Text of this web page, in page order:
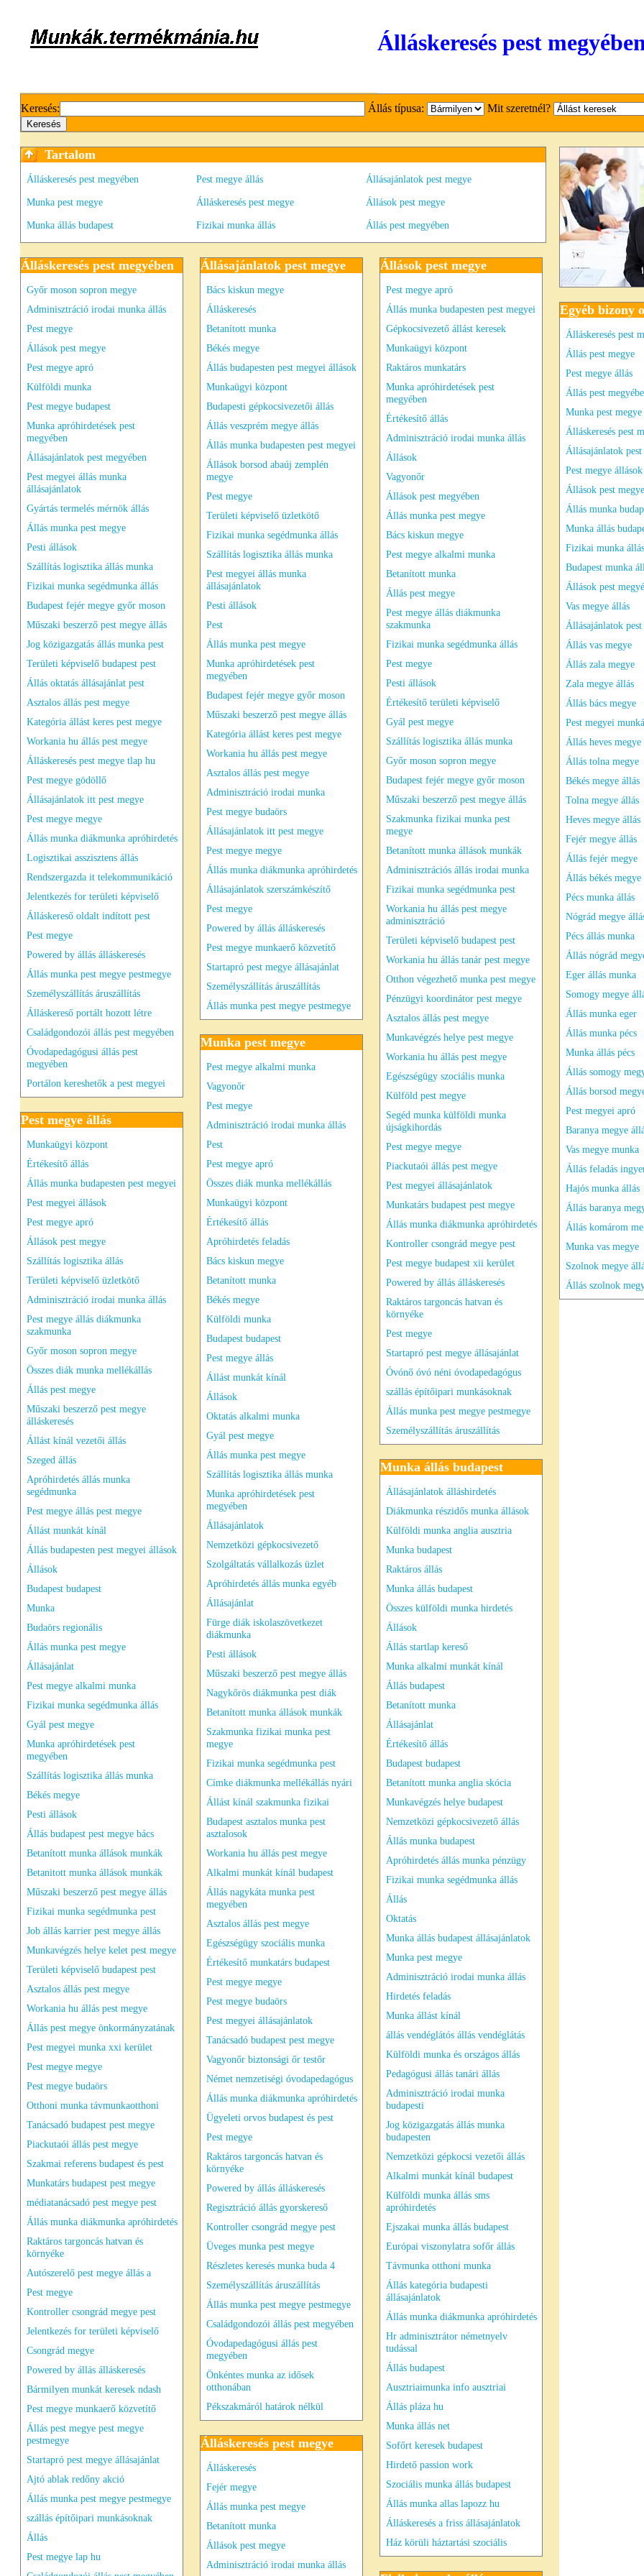
Álláskeresés pest
Keresés: Állás típusa: Mit szeretnél?
Tartalom
Álláskeresés pest megyében Pest megye állás
Állásajánlatok pest megye
Munka pest megye
Álláskeresés pest megye
Állások pest megye
Munka állás budapest
Fizikai munka állás Állás pest megyében
Álláskeresés pest megyében
Győr moson sopron megye
Adminisztráció irodai munka állás
Pest megye
Állások pest megye
Pest megye apró
Külföldi munka
Pest megye budapest
Munka apróhirdetések pest
megyében
Állásajánlatok pest megyében
Pest megyei állás munka
állásajánlatok
Gyártás termelés mérnök állás
Állás munka pest megye
Pesti állások
Szállítás logisztika állás munka
Fizikai munka segédmunka állás
Budapest fejér megye győr moson
Műszaki beszerző pest megye állás
Jog közigazgatás állás munka pest
Területi képviselő budapest pest
Állás oktatás állásajánlat pest
Asztalos állás pest megye
Kategória állást keres pest megye
Workania hu állás pest megye
Álláskeresés pest megye tlap hu
Pest megye gödöllő
Állásajánlatok itt pest megye
Pest megye megye
Állás munka diákmunka apróhirdetés
Logisztikai asszisztens állás
Rendszergazda it telekommunikáció
Jelentkezés for területi képviselő
Álláskereső oldalt indított pest
Pest megye
Powered by állás álláskeresés
Állás munka pest megye pestmegye
Személyszállítás áruszállítás
Álláskereső portált hozott létre
Családgondozói állás pest megyében
Óvodapedagógusi állás pest
megyében
Portálon kereshetők a pest megyei
Pest megye állás
Munkaügyi központ
Értékesítő állás
Állás munka budapesten pest megyei
Pest megyei állások
Pest megye apró
Állások pest megye
Szállítás logisztika állás
Területi képviselő üzletkötő
Adminisztráció irodai munka állás
Pest megye állás diákmunka
szakmunka
Győr moson sopron megye
Összes diák munka mellékállás
Állás pest megye
Műszaki beszerző pest megye
álláskeresés
Állást kínál vezetői állás
Szeged állás
Apróhirdetés állás munka
segédmunka
Pest megye állás pest megye
Állást munkát kínál
Állás budapesten pest megyei állások
Állások
Budapest budapest
Munka
Budaörs regionális
Állás munka pest megye
Állásajánlat
Pest megye alkalmi munka
Fizikai munka segédmunka állás
Gyál pest megye
Munka apróhirdetések pest
megyében
Szállítás logisztika állás munka
Békés megye
Pesti állások
Állás budapest pest megye bács
Betanított munka állások munkák
Betanitott munka állások munkák
Műszaki beszerző pest megye állás
Fizikai munka segédmunka pest
Job állás karrier pest megye állás
Munkavégzés helye kelet pest megye
Területi képviselő budapest pest
Asztalos állás pest megye
Workania hu állás pest megye
Állás pest megye önkormányzatának
Pest megyei munka xxi kerület
Pest megye megye
Pest megye budaörs
Otthoni munka távmunkaotthoni
Tanácsadó budapest pest megye
Piackutaói állás pest megye
Szakmai referens budapest és pest
Munkatárs budapest pest megye
médiatanácsadó pest megye pest
Állás munka diákmunka apróhirdetés
Raktáros targoncás hatvan és
környéke
Autószerelő pest megye állás a
Pest megye
Kontroller csongrád megye pest
Jelentkezés for területi képviselő
Csongrád megye
Powered by állás álláskeresés
Bármilyen munkát keresek ndash
Pest megye munkaerő közvetítő
Állás pest megye pest megye
pestmegye
Startapró pest megye állásajánlat
Ajtó ablak redőny akció
Állás munka pest megye pestmegye
szállás építőipari munkásoknak
Állás
Pest megye lap hu
Állásajánlatok pest megye
Bács kiskun megye
Álláskeresés
Betanított munka
Békés megye
Állás budapesten pest megyei állások
Munkaügyi központ
Budapesti gépkocsivezetői állás
Állás veszprém megye állás
Állás munka budapesten pest megyei
Állások borsod abaúj zemplén
megye
Pest megye
Területi képviselő üzletkötő
Fizikai munka segédmunka állás
Szállítás logisztika állás munka
Pest megyei állás munka
állásajánlatok
Pesti állások
Pest
Állás munka pest megye
Munka apróhirdetések pest
megyében
Budapest fejér megye győr moson
Műszaki beszerző pest megye állás
Kategória állást keres pest megye
Workania hu állás pest megye
Asztalos állás pest megye
Adminisztráció irodai munka
Pest megye budaörs
Állásajánlatok itt pest megye
Pest megye megye
Állás munka diákmunka apróhirdetés
Állásajánlatok szerszámkészítő
Pest megye
Powered by állás álláskeresés
Pest megye munkaerő közvetítő
Startapró pest megye állásajánlat
Személyszállítás áruszállítás
Állás munka pest megye pestmegye
Munka pest megye
Pest megye alkalmi munka
Vagyonőr
Pest megye
Adminisztráció irodai munka állás
Pest
Pest megye apró
Összes diák munka mellékállás
Munkaügyi központ
Értékesítő állás
Apróhirdetés feladás
Bács kiskun megye
Betanított munka
Békés megye
Külföldi munka
Budapest budapest
Pest megye állás
Állást munkát kínál
Állások
Oktatás alkalmi munka
Gyál pest megye
Állás munka pest megye
Szállítás logisztika állás munka
Munka apróhirdetések pest
megyében
Állásajánlatok
Nemzetközi gépkocsivezető
Szolgáltatás vállalkozás üzlet
Apróhirdetés állás munka egyéb
Állásajánlat
Fürge diák iskolaszövetkezet
diákmunka
Pesti állások
Műszaki beszerző pest megye állás
Nagykőrös diákmunka pest diák
Betanított munka állások munkák
Szakmunka fizikai munka pest
megye
Fizikai munka segédmunka pest
Címke diákmunka mellékállás nyári
Állást kínál szakmunka fizikai
Budapest asztalos munka pest
asztalosok
Workania hu állás pest megye
Alkalmi munkát kínál budapest
Állás nagykáta munka pest
megyében
Asztalos állás pest megye
Egészségügy szociális munka
Értékesítő munkatárs budapest
Pest megye megye
Pest megye budaörs
Pest megyei állásajánlatok
Tanácsadó budapest pest megye
Vagyonőr biztonsági őr testőr
Német nemzetiségi óvodapedagógus
Állás munka diákmunka apróhirdetés
Ügyeleti orvos budapest és pest
Pest megye
Raktáros targoncás hatvan és
környéke
Powered by állás álláskeresés
Regisztráció állás gyorskereső
Kontroller csongrád megye pest
Üveges munka pest megye
Részletes keresés munka buda 4
Személyszállítás áruszállítás
Állás munka pest megye pestmegye
Családgondozói állás pest megyében
Óvodapedagógusi állás pest
megyében
Önkéntes munka az idősek
otthonában
Pékszakmáról határok nélkül
Álláskeresés pest megye
Álláskeresés
Fejér megye
Állás munka pest megye
Betanított munka
Állások pest megye
Adminisztráció irodai munka állás
Állások pest megye
Pest megye apró
Állás munka budapesten pest megyei
Gépkocsivezető állást keresek
Munkaügyi központ
Raktáros munkatárs
Munka apróhirdetések pest
megyében
Értékesítő állás
Adminisztráció irodai munka állás
Állások
Vagyonőr
Állások pest megyében
Állás munka pest megye
Bács kiskun megye
Pest megye alkalmi munka
Betanított munka
Állás pest megye
Pest megye állás diákmunka
szakmunka
Fizikai munka segédmunka állás
Pest megye
Pesti állások
Értékesítő területi képviselő
Gyál pest megye
Szállítás logisztika állás munka
Győr moson sopron megye
Budapest fejér megye győr moson
Műszaki beszerző pest megye állás
Szakmunka fizikai munka pest
megye
Betanított munka állások munkák
Adminisztrációs állás irodai munka
Fizikai munka segédmunka pest
Workania hu állás pest megye
adminisztráció
Területi képviselő budapest pest
Workania hu állás tanár pest megye
Otthon végezhető munka pest megye
Pénzügyi koordinátor pest megye
Asztalos állás pest megye
Munkavégzés helye pest megye
Workania hu állás pest megye
Egészségügy szociális munka
Külföld pest megye
Segéd munka külföldi munka
újságkihordás
Pest megye megye
Piackutaói állás pest megye
Pest megyei állásajánlatok
Munkatárs budapest pest megye
Állás munka diákmunka apróhirdetés
Kontroller csongrád megye pest
Pest megye budapest xii kerület
Powered by állás álláskeresés
Raktáros targoncás hatvan és
környéke
Pest megye
Startapró pest megye állásajánlat
Óvónő óvó néni óvodapedagógus
szállás építőipari munkásoknak
Állás munka pest megye pestmegye
Személyszállítás áruszállítás
Munka állás budapest
Állásajánlatok álláshirdetés
Diákmunka részidős munka állások
Külföldi munka anglia ausztria
Munka budapest
Raktáros állás
Munka állás budapest
Összes külföldi munka hirdetés
Állások
Állás startlap kereső
Munka alkalmi munkát kínál
Állás budapest
Betanított munka
Állásajánlat
Értékesítő állás
Budapest budapest
Betanított munka anglia skócia
Munkavégzés helye budapest
Nemzetközi gépkocsivezető állás
Állás munka budapest
Apróhirdetés állás munka pénzügy
Fizikai munka segédmunka állás
Állás
Oktatás
Munka állás budapest állásajánlatok
Munka pest megye
Adminisztráció irodai munka állás
Hirdetés feladás
Munka állást kínál
állás vendéglátós állás vendéglátás
Külföldi munka és országos állás
Pedagógusi állás tanári állás
Adminisztráció irodai munka
budapesti
Jog közigazgatás állás munka
budapesten
Nemzetközi gépkocsi vezetői állás
Alkalmi munkát kínál budapest
Külföldi munka állás sms
apróhirdetés
Ejszakai munka állás budapest
Európai viszonylatra sofőr állás
Távmunka otthoni munka
Állás kategória budapesti
állásajánlatok
Állás munka diákmunka apróhirdetés
Hr adminisztrátor németnyelv
tudással
Állás budapest
Ausztriaimunka info ausztriai
Állás pláza hu
Munka állás net
Sofőrt keresek budapest
Hirdető passion work
Szociális munka állás budapest
Állás munka allas lapozz hu
Álláskeresés a friss állásajánlatok
Ház körüli háztartási szociális
Egyéb bizony
Álláskeresés pest
Állás pest megye
Pest megye állás
Állás pest
Munka pest megye
Álláskeresés pest
Állásajánlatok
Pest megye állások
Állások pest megye
Állás munka
Munka állás
Fizikai munka állás
Budapest munka
Állások pest
Vas megye állás
Állásajánlatok pest
Állás vas megye
Állás zala megye
Zala megye állás
Állás bács megye
Pest megyei
Állás heves megye
Állás tolna megye
Békés megye állás
Tolna megye állás
Heves megye állás
Fejér megye állás
Állás fejér megye
Állás békés megye
Pécs munka állás
Nógrád megye
Pécs állás munka
Állás nógrád
Eger állás munka
Somogy megye
Állás munka eger
Állás munka pécs
Munka állás pécs
Állás somogy
Állás borsod
Pest megyei apró
Baranya megye
Vas megye munka
Állás feladás
Hajós munka állás
Állás baranya
Állás komárom
Munka vas megye
Szolnok megye
Állás szolnok